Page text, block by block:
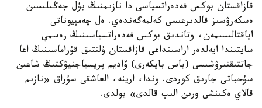
قازاقستان بوكس فەدەراتسياسى دا نازىمنىڭ بۇل جەڭىلىسىن
ەسكەرۋسىز قالدىرعىسى كەلمەگەندەي. ەل چەمپيوناتى
اياقتالىسىمەن، وتاندىق بوكس فەدەراتسياسىنىڭ رەسمي
سايتىندا ايەلدەر اراسىنداعى قازاقستان ۇلتتىق قۇراماسىنىڭ اعا
جاتتىقتىرۋشىسى (باس باپكەرى) ۆاديم پريسياجنيۋكتىڭ شاعىن
سۇحباتى جارىق كوردى. وندا، ارينە، العاشقى سۇراق «نازىم
قالاي ەكىنشى ورىن الىپ قالدى» بولدى.